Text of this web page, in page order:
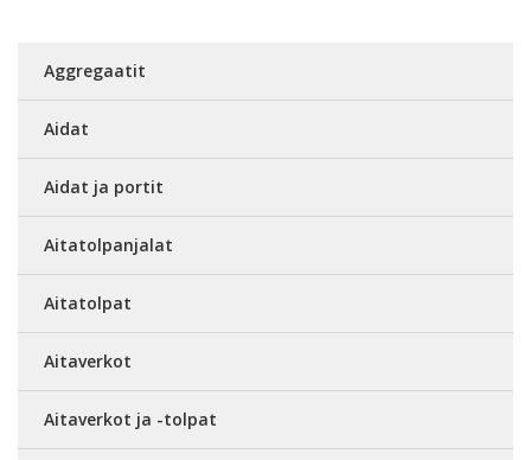
Aggregaatit
Aidat
Aidat ja portit
Aitatolpanjalat
Aitatolpat
Aitaverkot
Aitaverkot ja -tolpat